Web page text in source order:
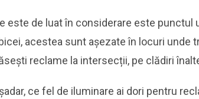
este de luat în considerare este punctul
acestea sunt așezate în locuri unde
reclame la intersecții, pe clădiri
ce fel de iluminare ai dori pentru